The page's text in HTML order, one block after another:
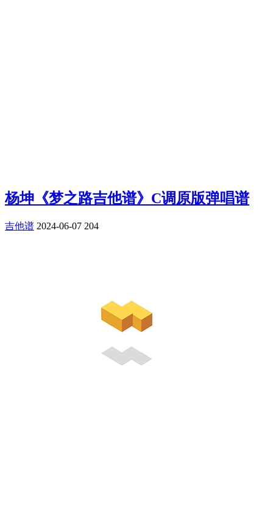
杨坤《梦之路吉他谱》C调原版弹唱谱
吉他谱 2024-06-07 204